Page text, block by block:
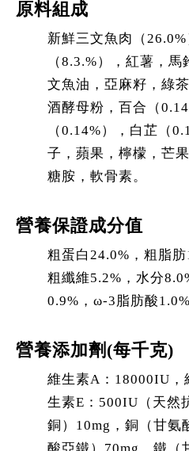
原料組成
新鮮三文魚肉（
（8.3.%），紅薯，
文魚油，亞麻籽，綠
酒酵母粉，百合（
（0.14%），白芷（
子，蘋果，檸檬，芒
糖胺，軟骨素。
營養保證成分值
粗蛋白24.0%，粗脂肪
粗纖維5.2%，水分
0.9%，ω-3脂肪酸
營養添加劑(每千克)
維生素A：18000IU，
生素E：500IU（天然
銅）10mg，銅（甘氨
酸亞鐵）70mg，鐵（